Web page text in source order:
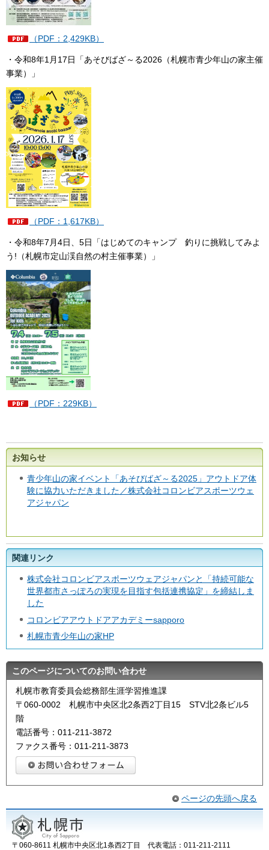
（PDF：2,429KB）
・令和8年1月17日「あそびばざ～る2026（札幌市青少年山の家主催
事業）」
（PDF：1,617KB）
・令和8年7月4日、5日「はじめてのキャンプ
釣りに挑戦してみよ
う!（札幌市定山渓自然の村主催事業）
」
（PDF：229KB）
お知らせ
青少年山の家イベント「あそびばざ～る2025」アウトドア体
験に協力いただきました／株式会社コロンビアスポーツウェ
アジャパン
関連リンク
株式会社コロンビアスポーツウェアジャパンと「持続可能な
世界都市さっぽろの実現を目指す包括連携協定」を締結しま
した
コロンビアアウトドアアカデミーsapporo
札幌市青少年山の家HP
このページについてのお問い合わせ
札幌市教育委員会総務部生涯学習推進課
〒060-0002 札幌市中央区北2条西2丁目15 STV北2条ビル5
階
電話番号：011-211-3872
ファクス番号：011-211-3873
ページの先頭へ戻る
〒060-8611 札幌市中央区北1条西2丁目 代表電話：011-211-2111